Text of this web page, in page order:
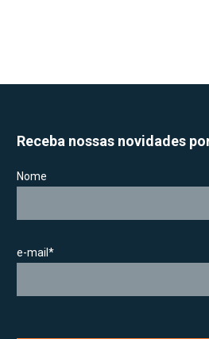
Receba nossas novidades
Nome
e-mail*